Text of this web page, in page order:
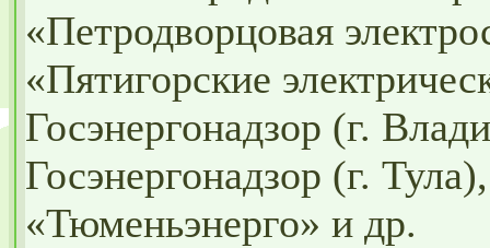
«Петродворцовая
«Пятигорские
Госэнергонадзор (г.
Госэнергонадзор (г. Тула),
«Тюменьэнерго» и др.